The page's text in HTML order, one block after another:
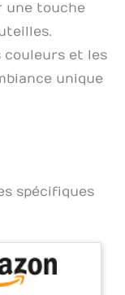
une touche
couleurs et les
unique
spécifiques